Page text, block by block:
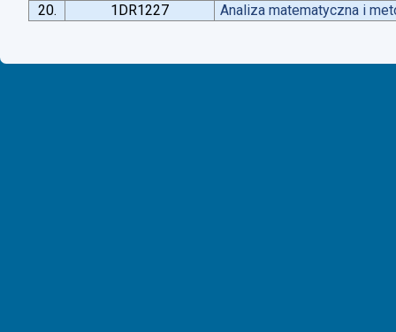
20.
1DR1227 Analiza matematyczna i